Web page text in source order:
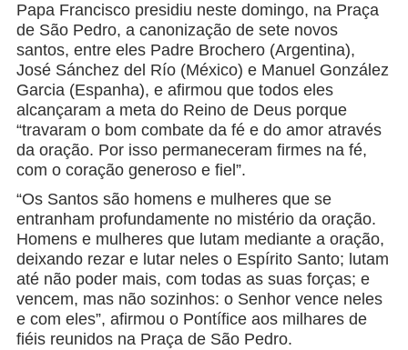
Papa Francisco presidiu neste domingo, na Praça
de São Pedro, a canonização de sete novos
santos, entre eles Padre Brochero (Argentina),
José Sánchez del Río (México) e Manuel González
Garcia (Espanha), e afirmou que todos eles
alcançaram a meta do Reino de Deus porque
“travaram o bom combate da fé e do amor através
da oração. Por isso permaneceram firmes na fé,
com o coração generoso e fiel”.
“Os Santos são homens e mulheres que se
entranham profundamente no mistério da oração.
Homens e mulheres que lutam mediante a oração,
deixando rezar e lutar neles o Espírito Santo; lutam
até não poder mais, com todas as suas forças; e
vencem, mas não sozinhos: o Senhor vence neles
e com eles”, afirmou o Pontífice aos milhares de
fiéis reunidos na Praça de São Pedro.